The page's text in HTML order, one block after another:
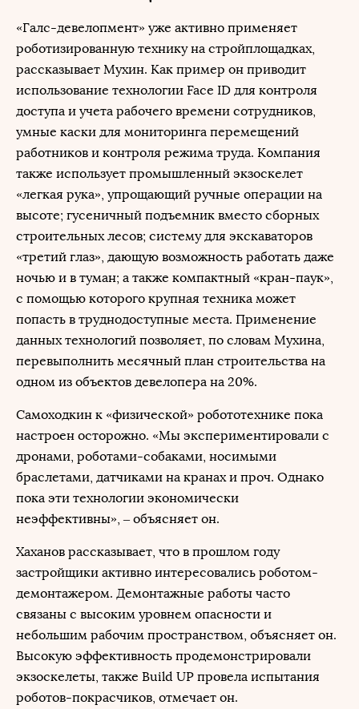
«Галс-девелопмент» уже активно применяет
роботизированную технику на стройплощадках,
рассказывает Мухин. Как пример он приводит
использование технологии Face ID для контроля
доступа и учета рабочего времени сотрудников,
умные каски для мониторинга перемещений
работников и контроля режима труда. Компания
также использует промышленный экзоскелет
«легкая рука», упрощающий ручные операции на
высоте; гусеничный подъемник вместо сборных
строительных лесов; систему для экскаваторов
«третий глаз», дающую возможность работать даже
ночью и в туман; а также компактный «кран-паук»,
с помощью которого крупная техника может
попасть в труднодоступные места. Применение
данных технологий позволяет, по словам Мухина,
перевыполнить месячный план строительства на
одном из объектов девелопера на 20%.
Самоходкин к «физической» робототехнике пока
настроен осторожно. «Мы экспериментировали с
дронами, роботами-собаками, носимыми
браслетами, датчиками на кранах и проч. Однако
пока эти технологии экономически
неэффективны», – объясняет он.
Хаханов рассказывает, что в прошлом году
застройщики активно интересовались роботом-
демонтажером. Демонтажные работы часто
связаны с высоким уровнем опасности и
небольшим рабочим пространством, объясняет он.
Высокую эффективность продемонстрировали
экзоскелеты, также Build UP провела испытания
роботов-покрасчиков, отмечает он.